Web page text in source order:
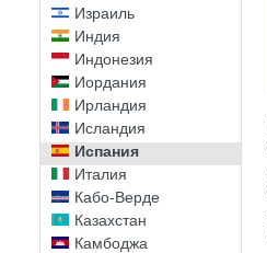
Израиль
Индия
Индонезия
Иордания
Ирландия
Исландия
Испания
Италия
Кабо-Верде
Казахстан
Камбоджа